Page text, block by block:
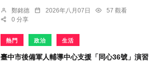
鄭銘德 2026年八月07日
57 觀看
0 分享
熱門 政治 生活
臺中市後備軍人輔導中心支援「同心36號」演習